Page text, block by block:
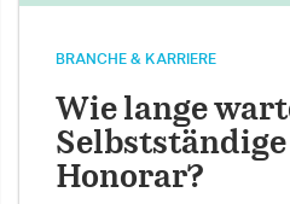
BRANCHE & KARRIERE
Wie lange
Honorar?